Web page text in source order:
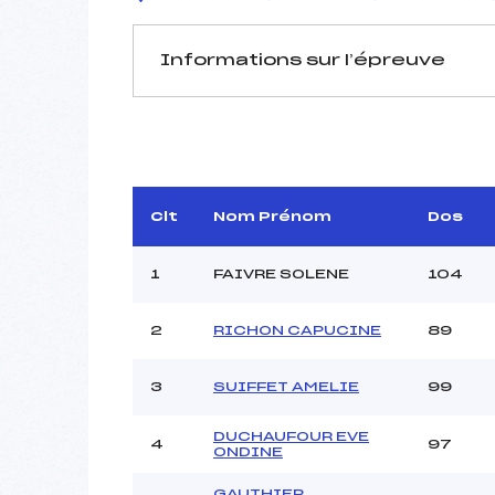
Informations sur l’épreuve
D.T Adjoint :
Dir. Epreuve :
Pénalité appliquée :
Catégorie :
Clt Nom Prénom Dos
1 FAIVRE SOLENE 104
2 RICHON CAPUCINE 89
3 SUIFFET AMELIE 99
4
DUCHAUFOUR EVE
ONDINE
97